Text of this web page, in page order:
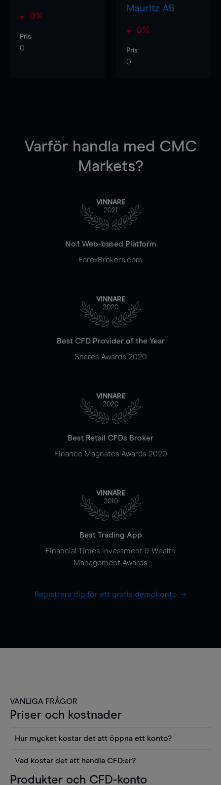
0%
Pris
0
Mauritz AB
0%
Pris
0
Varför handla med CMC
Markets?
VINNARE
2021
No.1 Web-based Platform
ForexBrokers.com
VINNARE
2020
Best CFD Provider of the Year
Shares Awards 2020
VINNARE
2020
Best Retail CFDs Broker
Finance Magnates Awards 2020
VINNARE
2019
Best Trading App
Financial Times Investment & Wealth
Management Awards
Registrera dig för ett gratis demokonto
VANLIGA FRÅGOR
Priser och kostnader
Hur mycket kostar det att öppna ett konto?
använda sådana verktyg som diagram, Reuters
Vad kostar det att handla CFD:er?
Det är en rad kostnader att tänka på när man
Produkter och CFD-konto